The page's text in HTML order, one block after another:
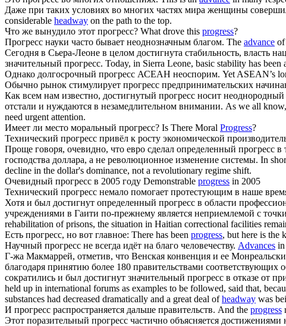
Даже при таких условиях во многих частях мира женщины
considerable headway on the path to the top.
Что же вынудило этот прогресс? What drove this progress?
Прогресс науки часто бывает неоднозначным благом. The advance of
Сегодня в Сьера-Леоне в целом достигнута стабильность, власть
значительный прогресс. Today, in Sierra Leone, basic stability has
Однако долгосрочный прогресс АСЕАН неоспорим. Yet ASEAN’s
Обычно рынок стимулирует прогресс предпринимательских
Как всем нам известно, достигнутый прогресс носит неоднородный
отстали и нуждаются в незамедлительном внимании. As we all
need urgent attention.
Имеет ли место моральный прогресс? Is There Moral Progress?
Технический прогресс привёл к росту экономической
Проще говоря, очевидно, что евро сделал определенный прогресс в
господства доллара, а не революционное изменение системы. In
decline in the dollar's dominance, not a revolutionary regime shift.
Очевидный прогресс в 2005 году Demonstrable progress in 2005
Технический прогресс немало помогает протестующим в наше
Хотя и был достигнут определенный прогресс в области
учреждениями в Гаити по-прежнему является неприемлемой с
rehabilitation of prisons, the situation in Haitian correctional facilities
Есть прогресс, но вот главное: There has been progress, but here is the
Научный прогресс не всегда идёт на благо человечеству. Advances in
Г-жа Макмаррей, отметив, что Венская конвенция и ее
благодаря принятию более 180 правительствами соответствующих
сократились и был достигнут значительный прогресс в отказе от
held up in international forums as examples to be followed, said that,
substances had decreased dramatically and a great deal ofheadway was
И прогресс распространяется дальше правительств. And the progress
Этот поразительный прогресс частично объясняется достижениями